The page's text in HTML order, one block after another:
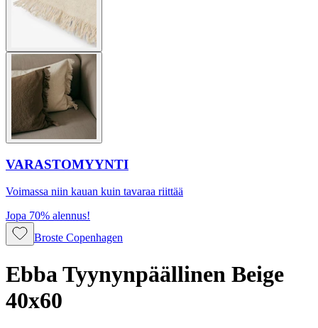
VARASTOMYYNTI
Voimassa niin kauan kuin tavaraa riittää
Jopa 70% alennus!
Broste Copenhagen
Ebba Tyynynpäällinen Beige
40x60